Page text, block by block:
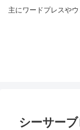
主にワードプレスや
シーサー